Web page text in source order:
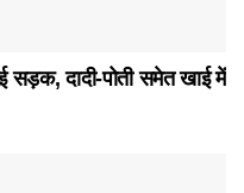
दादी-पोती समेत खाई में